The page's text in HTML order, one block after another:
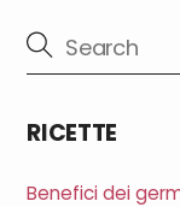
RICETTE
Benefici dei